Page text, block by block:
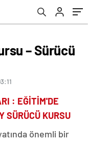
– Sürücü
: EĞİTİM'DE
SÜRÜCÜ KURSU
önemli bir